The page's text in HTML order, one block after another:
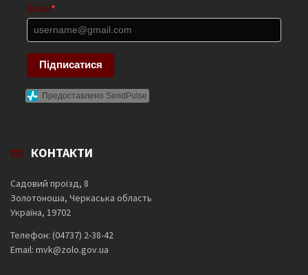
Email *
Підписатися
Предоставлено SendPulse
КОНТАКТИ
Садовий проїзд, 8
Золотоноша, Черкаська область
Україна, 19702
Телефон: (04737) 2-38-42
Email: mvk@zolo.gov.ua